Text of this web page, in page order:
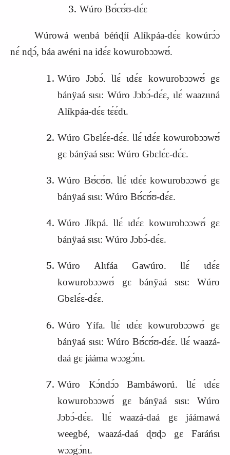
Wúro Bʊ́cʊ́ʊ-dɛ́ɛ
Wúrowá wenbá béńɖíí Alíkpáa-dɛ́ɛ kowúrɔ́ɔ
nɛ́ nɖɔ́, báa awéni na idɛ́ɛ kowurobɔɔwʊ́.
Wúro Jɔbɔ́. Ɩlɛ́ ɩdɛ́ɛ kowurobɔɔwʊ́ gɛ
bánÿaá sɩsɩ: Wúro Jɔbɔ́-dɛ́ɛ, ɩlɛ́ waazɩɩná
Alíkpáa-dɛ́ɛ tɛ́ɛ́dɩ.
Wúro Gbɛlɛ́ɛ-dɛ́ɛ. Ɩlɛ́ ɩdɛ́ɛ kowurobɔɔwʊ́
gɛ bánÿaá sɩsɩ: Wúro Gbɛlɛ́ɛ-dɛ́ɛ.
Wúro Bʊ́cʊ́ʊ. Ɩlɛ́ ɩdɛ́ɛ kowurobɔɔwʊ́ gɛ
bánÿaá sɩsɩ: Wúro Bʊ́cʊ́ʊ-dɛ́ɛ.
Wúro Jíkpá. Ɩlɛ́ ɩdɛ́ɛ kowurobɔɔwʊ́ gɛ
bánÿaá sɩsɩ: Wúro Jɔbɔ́-dɛ́ɛ.
Wúro Alɩfáa Gawúro. Ɩlɛ́ ɩdɛ́ɛ
kowurobɔɔwʊ́ gɛ bánÿaá sɩsɩ: Wúro
Gbɛlɛ́ɛ-dɛ́ɛ.
Wúro Yífa. Ɩlɛ́ ɩdɛ́ɛ kowurobɔɔwʊ́ gɛ
bánÿaá sɩsɩ: Wúro Bʊ́cʊ́ʊ-dɛ́ɛ. Ɩlɛ́ waazá-
daá gɛ jááma wɔɔgɔ́nɩ.
Wúro Kɔ́ndɔ́ɔ Bambáworú. Ɩlɛ́ ɩdɛ́ɛ
kowurobɔɔwʊ́ gɛ bánÿaá sɩsɩ: Wúro
Jɔbɔ́-dɛ́ɛ. Ɩlɛ́ waazá-daá gɛ jáámawá
weegbé, waazá-daá ɖʊɖɔ gɛ Faráńsɩ
wɔɔgɔ́nɩ.